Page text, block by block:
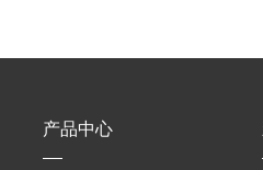
产品中心